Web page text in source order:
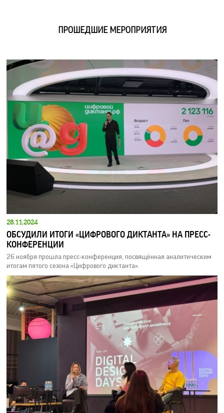
ПРОШЕДШИЕ МЕРОПРИЯТИЯ
28.11.2024
ОБСУДИЛИ ИТОГИ «ЦИФРОВОГО ДИКТАНТА» НА ПРЕСС-
КОНФЕРЕНЦИИ
26 ноября прошла пресс-конференция, посвящённая аналитическим
итогам пятого сезона «Цифрового диктанта».